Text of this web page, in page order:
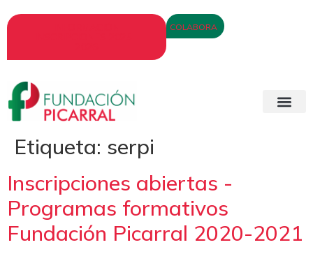
COLABORA
Etiqueta: serpi
Inscripciones abiertas -
Programas formativos
Fundación Picarral 2020-2021